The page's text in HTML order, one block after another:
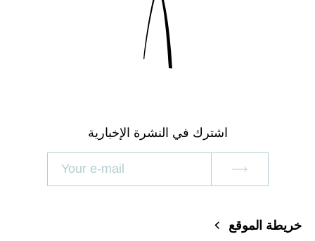
اشترك في النشرة الإخبارية
خريطة الموقع